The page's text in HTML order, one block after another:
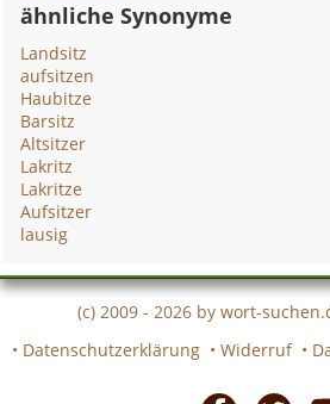
ähnliche Synonyme
Landsitz
aufsitzen
Haubitze
Barsitz
Altsitzer
Lakritz
Lakritze
Aufsitzer
lausig
(c) 2009 - 2026 by wort-
• Datenschutzerklärung • Widerruf •